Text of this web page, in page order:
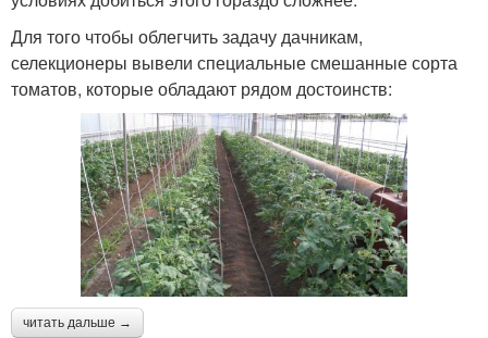
Для того чтобы облегчить задачу дачникам,
селекционеры вывели специальные смешанные сорта
томатов, которые обладают рядом достоинств:
читать дальше →